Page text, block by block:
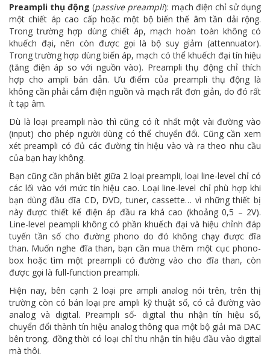
Preampli thụ động (passive preampli): mạch điện chỉ sử dụng
một chiết áp cao cấp hoặc một bộ biến thế âm tần dải rộng.
Trong trường hợp dùng chiết áp, mạch hoàn toàn không có
khuếch đại, nên còn được gọi là bộ suy giảm (attennuator).
Trong trường hợp dùng biến áp, mạch có thể khuếch đại tín hiệu
(tăng điện áp so với nguồn vào). Preampli thụ động chỉ thích
hợp cho ampli bán dẫn. Ưu điểm của preampli thụ động là
không cần phải cắm điện nguồn và mạch rất đơn giản, do đó rất
ít tạp âm.
Dù là loại preampli nào thì cũng có ít nhất một vài đường vào
(input) cho phép người dùng có thể chuyển đổi. Cũng cần xem
xét preampli có đủ các đường tín hiệu vào và ra theo nhu cầu
của bạn hay không.
Bạn cũng cần phân biệt giữa 2 loại preampli, loại line-level chỉ có
các lối vào với mức tín hiệu cao. Loại line-level chỉ phù hợp khi
bạn dùng đầu đĩa CD, DVD, tuner, cassette… vì những thiết bị
này được thiết kế điện áp đầu ra khá cao (khoảng 0,5 – 2V).
Line-level peampli không có phần khuếch đại và hiệu chỉnh đáp
tuyến tần số cho đường phono do đó không chạy được đĩa
than. Muốn nghe đĩa than, bạn cần mua thêm một cục phono-
box hoặc tìm một preampli có đường vào cho đĩa than, còn
được gọi là full-function preampli.
Hiện nay, bên cạnh 2 loại pre ampli analog nói trên, trên thị
trường còn có bán loại pre ampli kỹ thuật số, có cả đường vào
analog và digital. Preampli số- digital thu nhận tín hiệu số,
chuyển đổi thành tín hiệu analog thông qua một bộ giải mã DAC
bên trong, đồng thời có loại chỉ thu nhận tín hiệu đầu vào digital
mà thôi.